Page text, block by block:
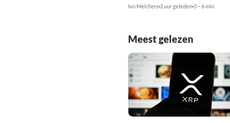
Ivo Melchers 2 uur geleden 3 – 6 min
Meest gelezen